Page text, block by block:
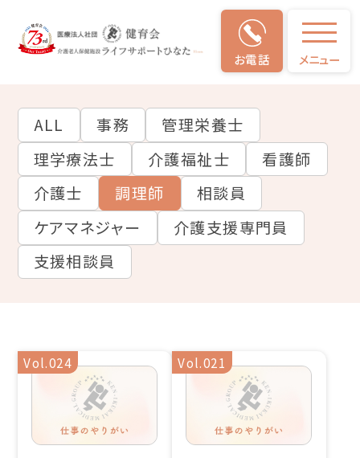
お電話 メニュー
ALL 事務
管理栄養士
理学療法士
介護福祉士
看護師
介護士
調理師
相談員
ケアマネジャー
介護支援専門員
支援相談員
Vol.024 Vol.021